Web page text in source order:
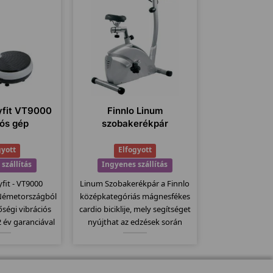
VT9000
gép
- VT9000
vibrációs
év garanciával
meg,
Finnlo Linum
szobakerékpár
Elfogyott
Ingyenes szállítás
Linum Szobakerékpár a Finnlo
középkategóriás mágnesfékes
cardio biciklije, mely segítséget
nyújthat az edzések során
típusnál már lényegesen